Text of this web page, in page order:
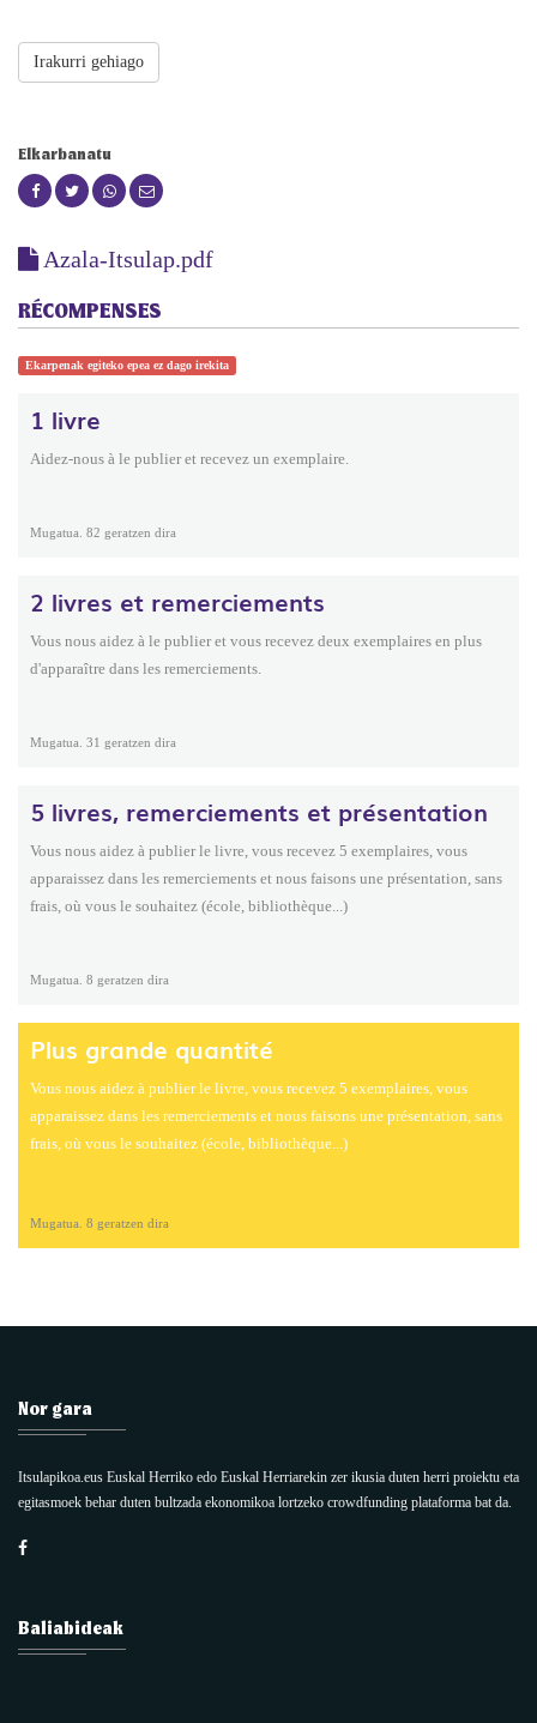
Irakurri gehiago
Elkarbanatu
Azala-Itsulap.pdf
RÉCOMPENSES
Ekarpenak egiteko epea ez dago irekita
1 livre
Aidez-nous à le publier et recevez un exemplaire.
Mugatua. 82 geratzen dira
2 livres et remerciements
Vous nous aidez à le publier et vous recevez deux exemplaires en plus
d'apparaître dans les remerciements.
Mugatua. 31 geratzen dira
5 livres, remerciements et présentation
Vous nous aidez à publier le livre, vous recevez 5 exemplaires, vous
apparaissez dans les remerciements et nous faisons une présentation, sans
frais, où vous le souhaitez (école, bibliothèque...)
Mugatua. 8 geratzen dira
Plus grande quantité
Vous nous aidez à publier le livre, vous recevez 5 exemplaires, vous
apparaissez dans les remerciements et nous faisons une présentation, sans
frais, où vous le souhaitez (école, bibliothèque...)
Mugatua. 8 geratzen dira
Nor gara
Itsulapikoa.eus Euskal Herriko edo Euskal Herriarekin zer ikusia duten herri proiektu eta
egitasmoek behar duten bultzada ekonomikoa lortzeko crowdfunding plataforma bat da.
Baliabideak